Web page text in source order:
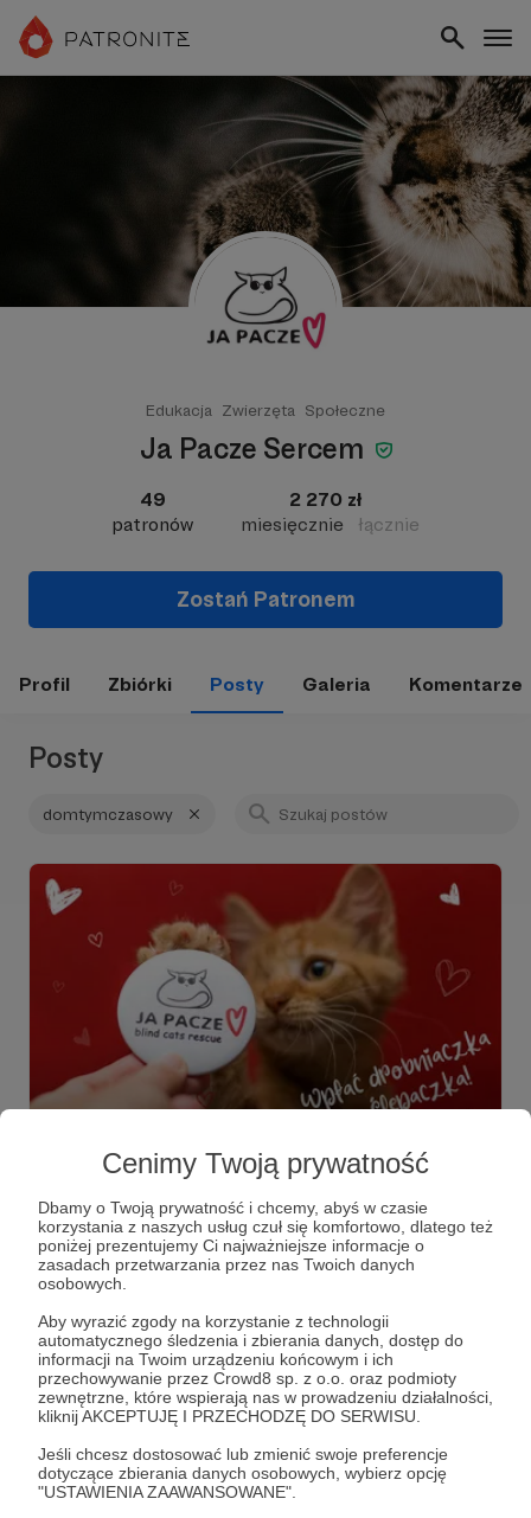
Cenimy Twoją prywatność
Dbamy o Twoją prywatność i chcemy, abyś w czasie
korzystania z naszych usług czuł się komfortowo, dlatego też
poniżej prezentujemy Ci najważniejsze informacje o
zasadach przetwarzania przez nas Twoich danych
osobowych.
Aby wyrazić zgody na korzystanie z technologii
automatycznego śledzenia i zbierania danych, dostęp do
informacji na Twoim urządzeniu końcowym i ich
przechowywanie przez Crowd8 sp. z o.o. oraz podmioty
zewnętrzne, które wspierają nas w prowadzeniu działalności,
kliknij AKCEPTUJĘ I PRZECHODZĘ DO SERWISU.
Jeśli chcesz dostosować lub zmienić swoje preferencje
dotyczące zbierania danych osobowych, wybierz opcję
"USTAWIENIA ZAAWANSOWANE".
Edukacja Zwierzęta Społeczne
Ja Pacze Sercem
49
patronów
2 270 zł
miesięcznie
łącznie
Zostań Patronem
Profil Zbiórki Posty Galeria Komentarze
Posty
domtymczasowy
Wpłać drobniaczka na ślepaczka!
"Ja Pacze Sercem" Fundacja Pomocy Kotom
Niewidomym powstała po to, by wydobywać koty
niewidzące i niedowidzące z ciemności, bólu oraz
beznadziei, bezdomności i tworzyć dla nich świat pełen
kolorów miłości, czułości i bezpieczeństwa. Opiekujemy
się, leczymy i znajdujemy dla nich nowe domy i
odpowiedzialnych opiekunów.
#koty